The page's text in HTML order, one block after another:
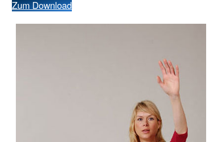
Zum Download